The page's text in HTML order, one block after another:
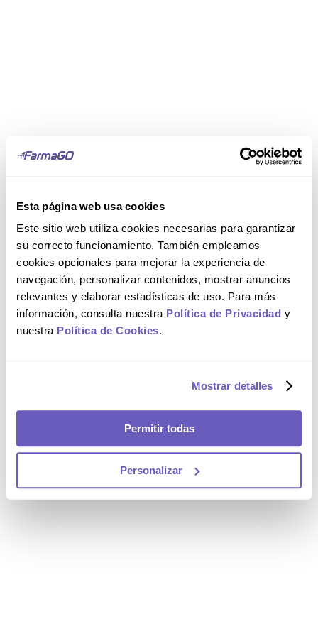
Esta página web usa cookies
Este sitio web utiliza cookies necesarias para garantizar
su correcto funcionamiento. También empleamos
cookies opcionales para mejorar la experiencia de
navegación, personalizar contenidos, mostrar anuncios
relevantes y elaborar estadísticas de uso. Para más
información, consulta nuestra Política de Privacidad y
nuestra Política de Cookies.
Mostrar detalles
Permitir todas
Personalizar